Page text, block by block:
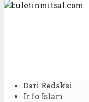
Dari Redaksi
Info Islam